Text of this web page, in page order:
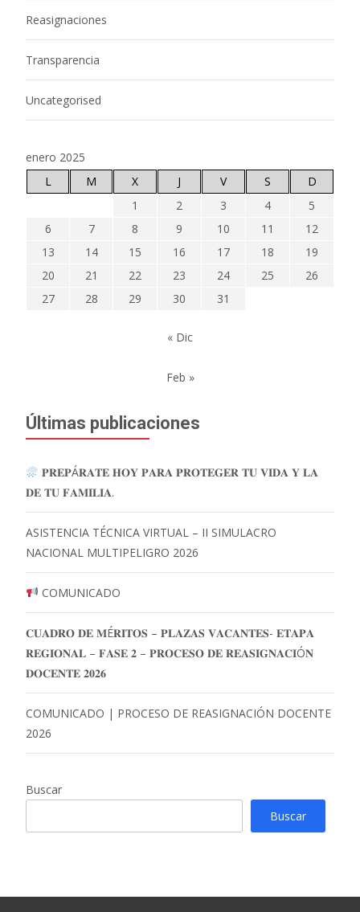
Reasignaciones
Transparencia
Uncategorised
enero 2025
L
M X J V S
D
1
2 3 4
5
6
7 8 9 10 11
12
13
14 15 16 17 18
19
20
21 22 23 24 25
26
27
28 29 30 31
« Dic
Feb »
Últimas publicaciones
𝐏𝐑𝐄𝐏Á𝐑𝐀𝐓𝐄 𝐇𝐎𝐘 𝐏𝐀𝐑𝐀 𝐏𝐑𝐎𝐓𝐄𝐆𝐄𝐑 𝐓𝐔 𝐕𝐈𝐃𝐀 𝐘 𝐋𝐀
𝐃𝐄 𝐓𝐔 𝐅𝐀𝐌𝐈𝐋𝐈𝐀.
ASISTENCIA TÉCNICA VIRTUAL – II SIMULACRO
NACIONAL MULTIPELIGRO 2026
COMUNICADO
𝐂𝐔𝐀𝐃𝐑𝐎 𝐃𝐄 𝐌É𝐑𝐈𝐓𝐎𝐒 – 𝐏𝐋𝐀𝐙𝐀𝐒 𝐕𝐀𝐂𝐀𝐍𝐓𝐄𝐒- 𝐄𝐓𝐀𝐏𝐀
𝐑𝐄𝐆𝐈𝐎𝐍𝐀𝐋 – 𝐅𝐀𝐒𝐄 𝟐 – 𝐏𝐑𝐎𝐂𝐄𝐒𝐎 𝐃𝐄 𝐑𝐄𝐀𝐒𝐈𝐆𝐍𝐀𝐂𝐈Ó𝐍
𝐃𝐎𝐂𝐄𝐍𝐓𝐄 𝟐𝟎𝟐𝟔
COMUNICADO | PROCESO DE REASIGNACIÓN DOCENTE
2026
Buscar
Buscar